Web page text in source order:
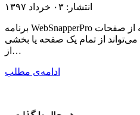
انتشار: ۰۳ خرداد ۱۳۹۷
برنامه WebSnapperPro به شما این امکان را می‌دهد که از صفحات
از تمام یک صفحه یا بخشی
از…
ادامه‌ی مطلب